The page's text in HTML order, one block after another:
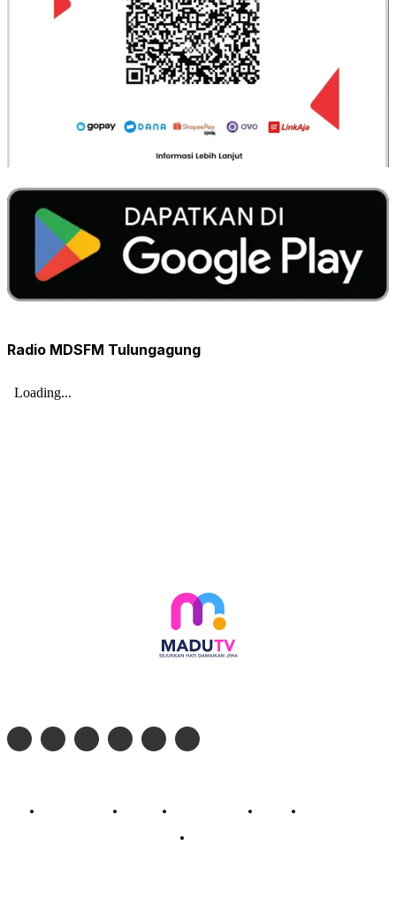
Radio MDSFM Tulungagung
Profil Madu TV Redaksi Pedoman Siber Kontak